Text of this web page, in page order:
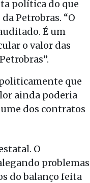
política do que
Petrobras. “O
É um
o valor das
que
ainda poderia
dos contratos
O
problemas
do balanço feita